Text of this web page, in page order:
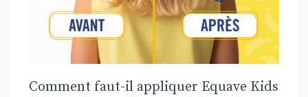
Comment faut-il appliquer Equave Kids